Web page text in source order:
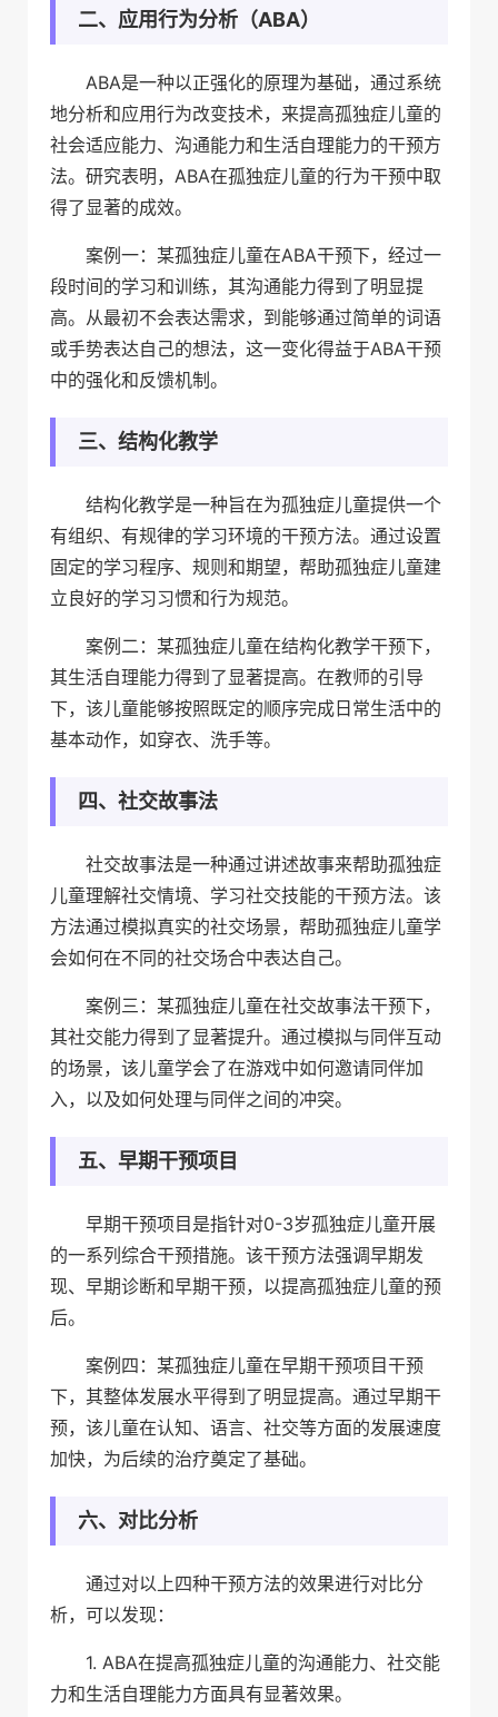
二、应用行为分析（ABA）
ABA是一种以正强化的原理为基础，通过系统
地分析和应用行为改变技术，来提高孤独症儿童的
社会适应能力、沟通能力和生活自理能力的干预方
法。研究表明，ABA在孤独症儿童的行为干预中取
得了显著的成效。
案例一：某孤独症儿童在ABA干预下，经过一
段时间的学习和训练，其沟通能力得到了明显提
高。从最初不会表达需求，到能够通过简单的词语
或手势表达自己的想法，这一变化得益于ABA干预
中的强化和反馈机制。
三、结构化教学
结构化教学是一种旨在为孤独症儿童提供一个
有组织、有规律的学习环境的干预方法。通过设置
固定的学习程序、规则和期望，帮助孤独症儿童建
立良好的学习习惯和行为规范。
案例二：某孤独症儿童在结构化教学干预下，
其生活自理能力得到了显著提高。在教师的引导
下，该儿童能够按照既定的顺序完成日常生活中的
基本动作，如穿衣、洗手等。
四、社交故事法
社交故事法是一种通过讲述故事来帮助孤独症
儿童理解社交情境、学习社交技能的干预方法。该
方法通过模拟真实的社交场景，帮助孤独症儿童学
会如何在不同的社交场合中表达自己。
案例三：某孤独症儿童在社交故事法干预下，
其社交能力得到了显著提升。通过模拟与同伴互动
的场景，该儿童学会了在游戏中如何邀请同伴加
入，以及如何处理与同伴之间的冲突。
五、早期干预项目
早期干预项目是指针对0-3岁孤独症儿童开展
的一系列综合干预措施。该干预方法强调早期发
现、早期诊断和早期干预，以提高孤独症儿童的预
后。
案例四：某孤独症儿童在早期干预项目干预
下，其整体发展水平得到了明显提高。通过早期干
预，该儿童在认知、语言、社交等方面的发展速度
加快，为后续的治疗奠定了基础。
六、对比分析
通过对以上四种干预方法的效果进行对比分
析，可以发现：
1. ABA在提高孤独症儿童的沟通能力、社交能
力和生活自理能力方面具有显著效果。